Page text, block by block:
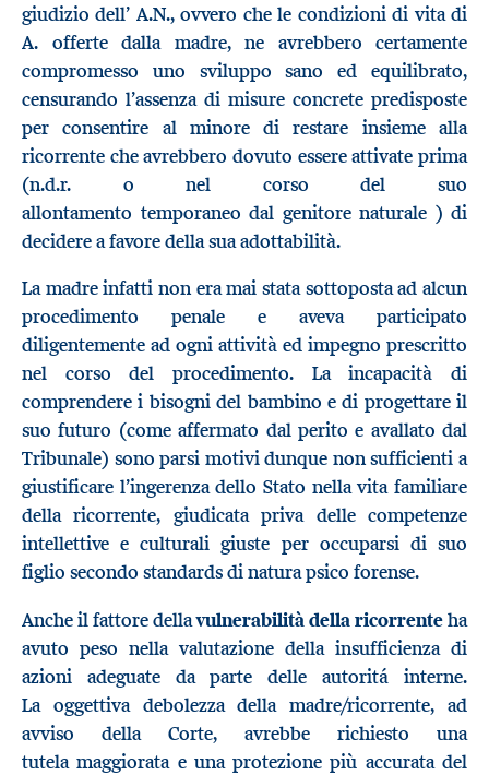
giudizio dell’ A.N., ovvero che le condizioni di vita di
A. offerte dalla madre, ne avrebbero certamente
compromesso uno sviluppo sano ed equilibrato,
censurando l’assenza di misure concrete predisposte
per consentire al minore di restare insieme alla
ricorrente che avrebbero dovuto essere attivate prima
(n.d.r. o nel corso del suo
allontamento temporaneo dal genitore naturale ) di
decidere a favore della sua adottabilità.
La madre infatti non era mai stata sottoposta ad alcun
procedimento penale e aveva participato
diligentemente ad ogni attività ed impegno prescritto
nel corso del procedimento. La incapacità di
comprendere i bisogni del bambino e di progettare il
suo futuro (come affermato dal perito e avallato dal
Tribunale) sono parsi motivi dunque non sufficienti a
giustificare l’ingerenza dello Stato nella vita familiare
della ricorrente, giudicata priva delle competenze
intellettive e culturali giuste per occuparsi di suo
figlio secondo standards di natura psico forense.
Anche il fattore dellavulnerabilità della ricorrenteha
avuto peso nella valutazione della insufficienza di
azioni adeguate da parte delle autoritá interne.
La oggettiva debolezza della madre/ricorrente, ad
avviso della Corte, avrebbe richiesto una
tutela maggiorata e una protezione più accurata del